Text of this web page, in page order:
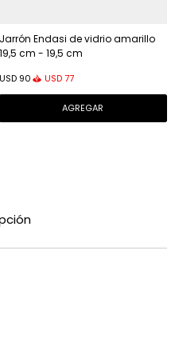
Jarrón Endasi de vidrio amarillo
19,5 cm - 19,5 cm
USD 90 USD 77